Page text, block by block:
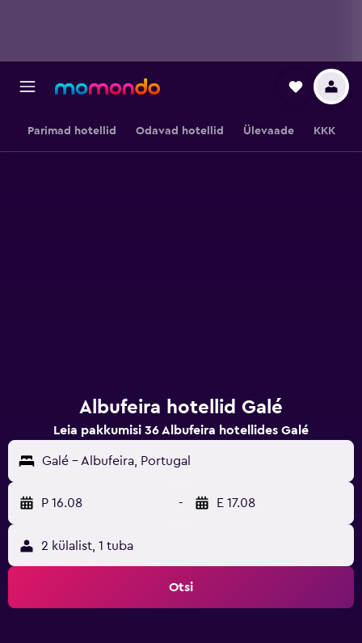
Parimad hotellid Odavad hotellid Ülevaade KKK
Albufeira hotellid Galé
Leia pakkumisi 36 Albufeira hotellides Galé
Galé - Albufeira, Portugal
P 16.08 - E 17.08
2 külalist, 1 tuba
Otsi